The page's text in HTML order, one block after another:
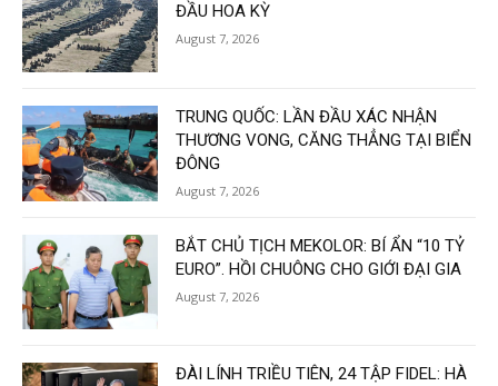
ĐẦU HOA KỲ
August 7, 2026
TRUNG QUỐC: LẦN ĐẦU XÁC NHẬN
THƯƠNG VONG, CĂNG THẲNG TẠI BIỂN
ĐÔNG
August 7, 2026
BẮT CHỦ TỊCH MEKOLOR: BÍ ẨN “10 TỶ
EURO”. HỒI CHUÔNG CHO GIỚI ĐẠI GIA
August 7, 2026
ĐÀI LÍNH TRIỀU TIÊN, 24 TẬP FIDEL: HÀ